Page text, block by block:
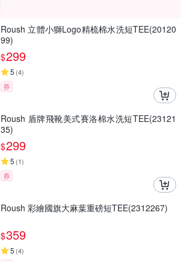
Roush 立體小獅Logo精梳棉水洗短TEE(20120
99)
$299
5 (4)
券
Roush 盾牌飛靴美式賽洛棉水洗短TEE(23121
35)
$299
5 (1)
券
Roush 彩繪國旗大麻葉重磅短TEE(2312267)
$359
5 (4)